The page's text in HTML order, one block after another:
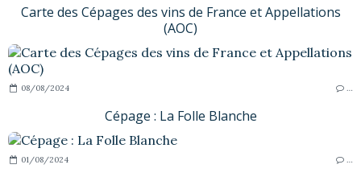
Carte des Cépages des vins de France et Appellations
(AOC)
08/08/2024
Cépage : La Folle Blanche
01/08/2024